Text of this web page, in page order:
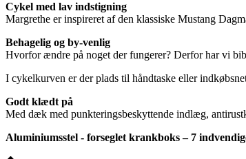
Cykel med lav indstigning
Margrethe er inspireret af den klassiske Mustang
Behagelig og by-venlig
Hvorfor ændre på noget der fungerer? Derfor har vi
I cykelkurven er der plads til håndtaske eller
Godt klædt på
Med dæk med punkteringsbeskyttende indlæg,
Aluminiumsstel - forseglet krankboks – 7